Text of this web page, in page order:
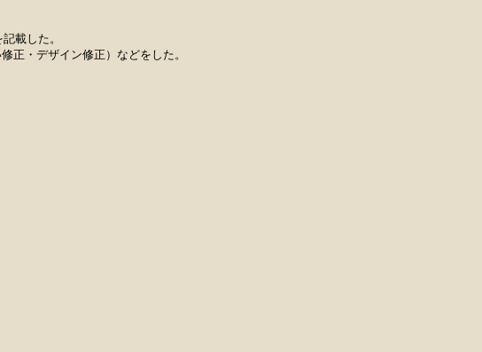
載した。
デザイン修正）などをした。